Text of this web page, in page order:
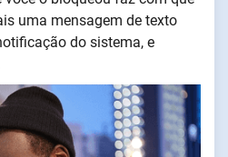
uma mensagem de texto
do sistema, e